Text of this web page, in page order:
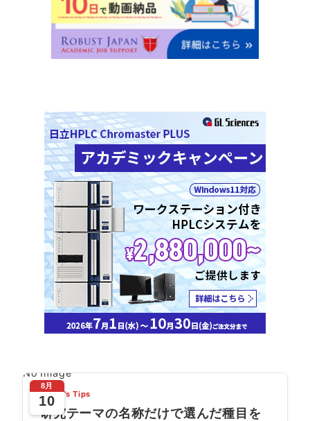
No Image
8月
10
Today's Tips
研究テーマの名称だけで選んだ種目を